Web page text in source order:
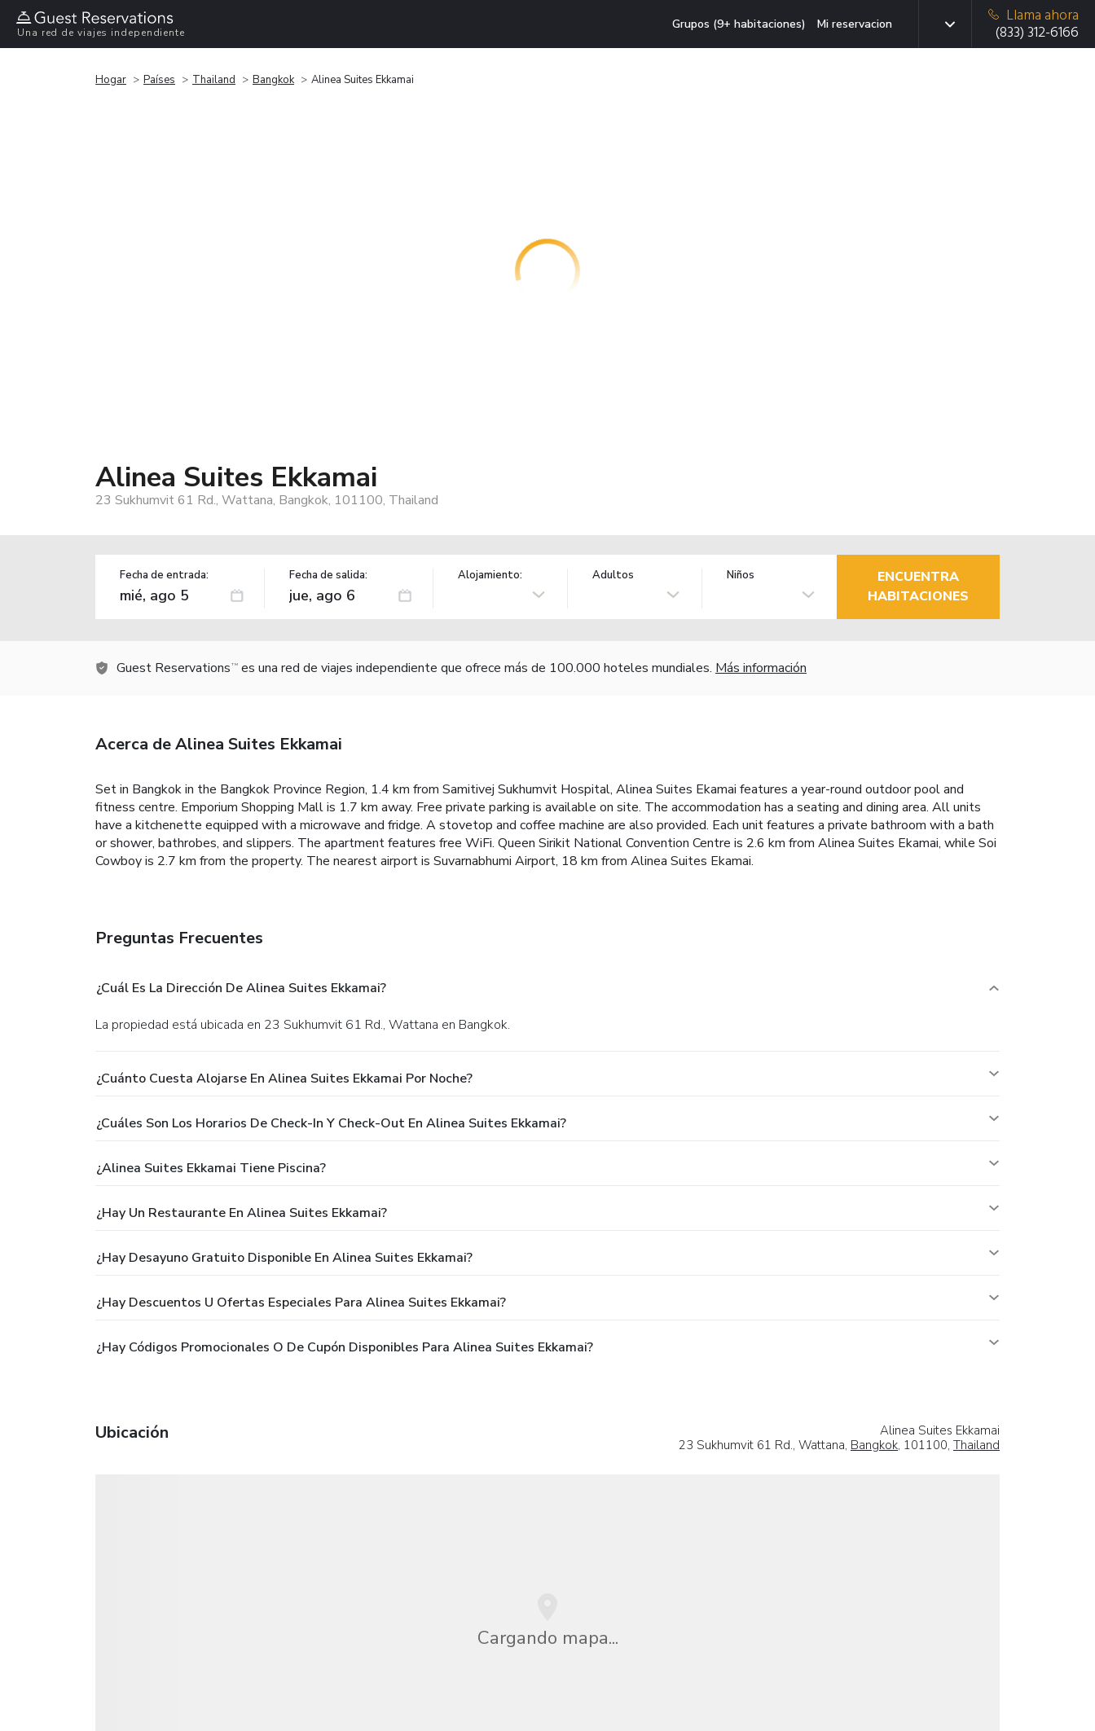
Una red de viajes independiente
Grupos (9+ habitaciones) Mi reservacion
Llama ahora
(833) 312-6166
Hogar Países Thailand Bangkok Alinea Suites Ekkamai
Alinea Suites Ekkamai
23 Sukhumvit 61 Rd., Wattana, Bangkok, 101100, Thailand
Fecha de entrada: Fecha de salida: Alojamiento: Adultos Niños
ENCUENTRA
HABITACIONES
Guest Reservations TM es una red de viajes independiente que ofrece más de 100.000 hoteles mundiales. Más información
Acerca de Alinea Suites Ekkamai
Set in Bangkok in the Bangkok Province Region, 1.4 km from Samitivej Sukhumvit Hospital, Alinea Suites Ekamai features a year-round outdoor pool and
fitness centre. Emporium Shopping Mall is 1.7 km away. Free private parking is available on site. The accommodation has a seating and dining area. All units
have a kitchenette equipped with a microwave and fridge. A stovetop and coffee machine are also provided. Each unit features a private bathroom with a bath
or shower, bathrobes, and slippers. The apartment features free WiFi. Queen Sirikit National Convention Centre is 2.6 km from Alinea Suites Ekamai, while Soi
Cowboy is 2.7 km from the property. The nearest airport is Suvarnabhumi Airport, 18 km from Alinea Suites Ekamai.
Preguntas Frecuentes
¿Cuál Es La Dirección De Alinea Suites Ekkamai?
La propiedad está ubicada en 23 Sukhumvit 61 Rd., Wattana en Bangkok.
¿Cuánto Cuesta Alojarse En Alinea Suites Ekkamai Por Noche?
¿Cuáles Son Los Horarios De Check-In Y Check-Out En Alinea Suites Ekkamai?
¿Alinea Suites Ekkamai Tiene Piscina?
¿Hay Un Restaurante En Alinea Suites Ekkamai?
¿Hay Desayuno Gratuito Disponible En Alinea Suites Ekkamai?
¿Hay Descuentos U Ofertas Especiales Para Alinea Suites Ekkamai?
¿Hay Códigos Promocionales O De Cupón Disponibles Para Alinea Suites Ekkamai?
Ubicación
Alinea Suites Ekkamai
23 Sukhumvit 61 Rd., Wattana, Bangkok, 101100, Thailand
Cargando mapa...